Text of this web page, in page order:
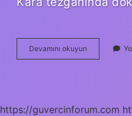
Devamını okuyun
Türkçe
https://guvercinforum.com